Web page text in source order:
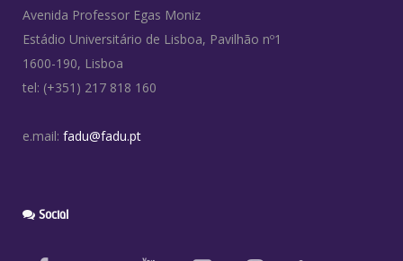
Avenida Professor Egas Moniz
Estádio Universitário de Lisboa, Pavilhão nº1
1600-190, Lisboa
tel: (+351) 217 818 160
e.mail: fadu@fadu.pt
Social